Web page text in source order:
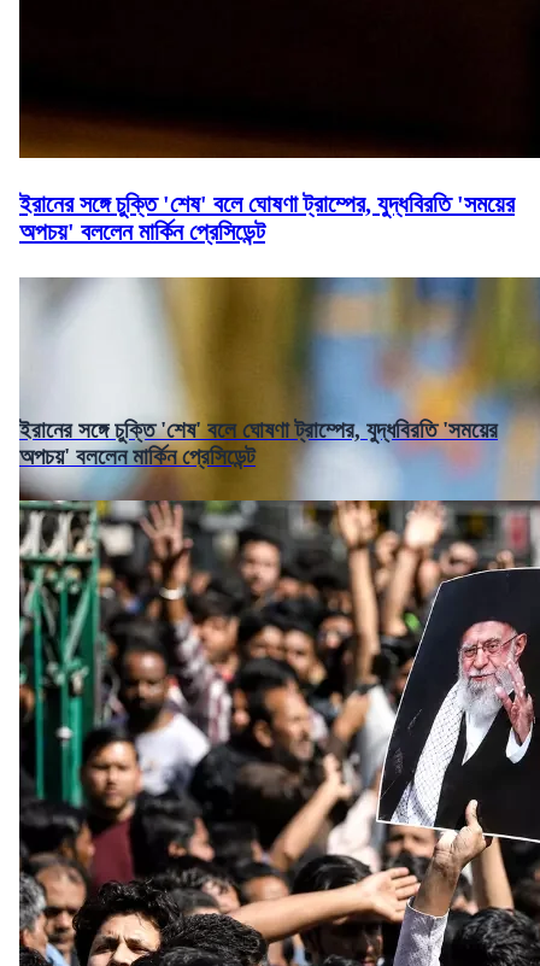
ইরানের সঙ্গে চুক্তি 'শেষ' বলে ঘোষণা ট্রাম্পের, যুদ্ধবিরতি 'সময়ের
অপচয়' বললেন মার্কিন প্রেসিডেন্ট
ইরানের সঙ্গে চুক্তি 'শেষ' বলে ঘোষণা ট্রাম্পের, যুদ্ধবিরতি 'সময়ের
অপচয়' বললেন মার্কিন প্রেসিডেন্ট